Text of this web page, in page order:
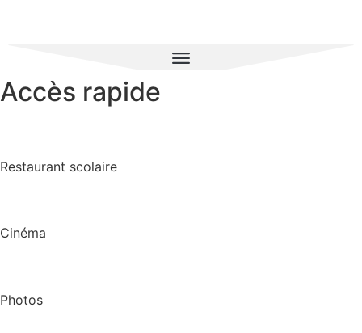
Accès rapide
Restaurant scolaire
Cinéma
Photos